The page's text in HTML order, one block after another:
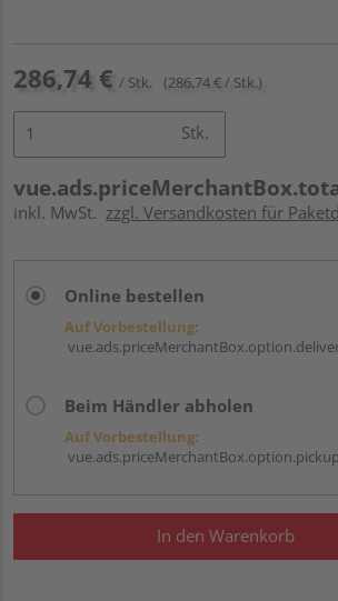
286,74 € / Stk. (286,74 € / Stk.)
Stk.
inkl. MwSt. zzgl. Versandkosten für
Online bestellen
Auf Vorbestellung:
Beim Händler abholen
Auf Vorbestellung:
In den Warenkorb